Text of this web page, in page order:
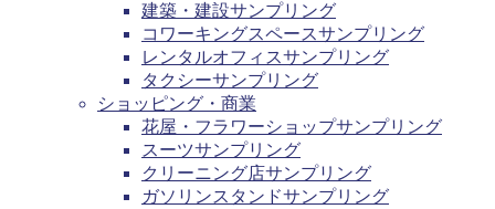
建築・建設サンプリング
コワーキングスペースサンプリング
レンタルオフィスサンプリング
タクシーサンプリング
ショッピング・商業
花屋・フラワーショップサンプリング
スーツサンプリング
クリーニング店サンプリング
ガソリンスタンドサンプリング